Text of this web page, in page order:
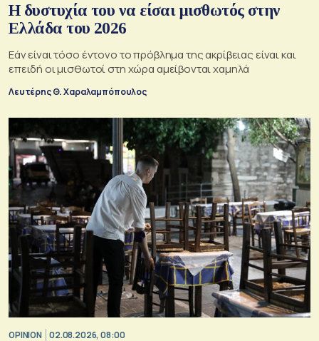
Η δυστυχία του να είσαι μισθωτός στην
Ελλάδα του 2026
Εάν είναι τόσο έντονο το πρόβλημα της ακρίβειας είναι και
επειδή οι μισθωτοί στη χώρα αμείβονται χαμηλά
Λευτέρης Θ. Χαραλαμπόπουλος
OPINION 02.08.2026, 08:00